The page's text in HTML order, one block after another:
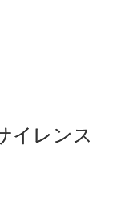
イレンス